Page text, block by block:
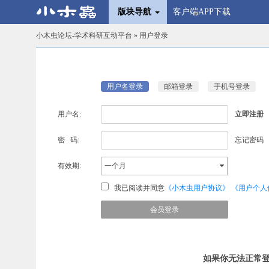
版块导航 客户端APP下载
小木虫论坛-学术科研互动平台 » 用户登录
用户名登录 邮箱登录 手机号登录
用户名: 立即注册
密 码: 忘记密码
有效期: 一个月
我已阅读并同意《小木虫用户协议》 《用户个
如果你无法正常